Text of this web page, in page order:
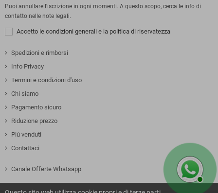
Puoi annullare l'iscrizione in ogni momenti. A questo scopo, cerca le info di
contatto nelle note legali.
Accetto le condizioni generali e la politica di riservatezza
Spedizioni e rimborsi
Info Privacy
Termini e condizioni d'uso
Chi siamo
Pagamento sicuro
Riduzione prezzo
Più venduti
Contattaci
Canale Offerte Whatsapp